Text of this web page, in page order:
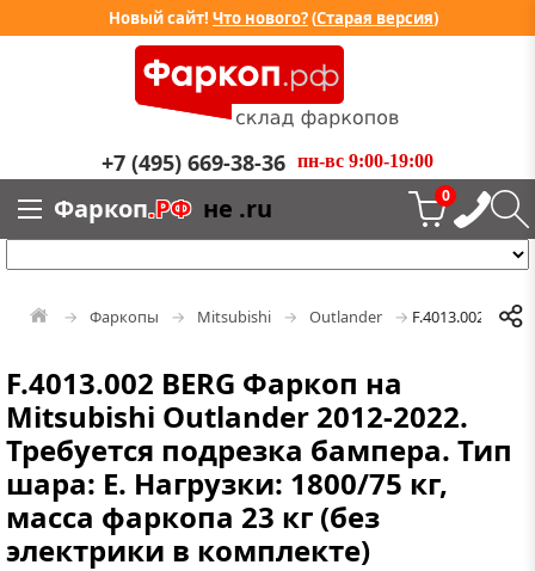
Новый сайт! Что нового?(Старая версия)
+7 (495) 669-38-36 пн-вс 9:00-19:00
Фаркоп.РФ не .ru 0
Фаркопы Mitsubishi Outlander F.4013.002
F.4013.002 BERG Фаркоп на
Mitsubishi Outlander 2012-2022.
Требуется подрезка бампера. Тип
шара: E. Нагрузки: 1800/75 кг,
масса фаркопа 23 кг (без
электрики в комплекте)